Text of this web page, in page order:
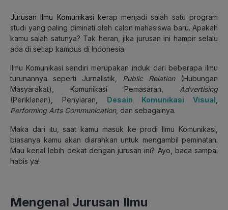
Jurusan Ilmu Komunikasi kerap menjadi salah satu program
studi yang paling diminati oleh calon mahasiswa baru. Apakah
kamu salah satunya? Tak heran, jika jurusan ini hampir selalu
ada di setiap kampus di Indonesia.
Ilmu Komunikasi sendiri merupakan induk dari beberapa ilmu
turunannya seperti Jurnalistik, Public Relation(Hubungan
Masyarakat), Komunikasi Pemasaran, Advertising
(Periklanan), Penyiaran, Desain Komunikasi Visual
Performing Arts Communication, dan sebagainya.
Maka dari itu, saat kamu masuk ke prodi Ilmu Komunikasi,
biasanya kamu akan diarahkan untuk mengambil peminatan.
Mau kenal lebih dekat dengan jurusan ini? Ayo, baca sampai
habis ya!
Mengenal Jurusan Ilmu